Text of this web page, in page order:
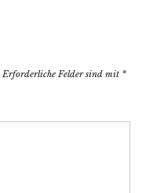
Erforderliche Felder sind mit *